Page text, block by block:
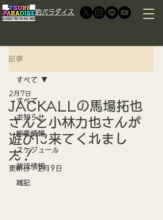
​釣パラダイス
記事
すべて
お知らせ
新着情報
スケジュール
放流情報
雑記
すべて
JACKALLの馬場拓也
さんと小林力也さんが
遊びに来てくれまし
た！
2月7日
更新日：2月9日